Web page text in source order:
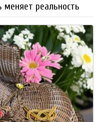
меняет реальность